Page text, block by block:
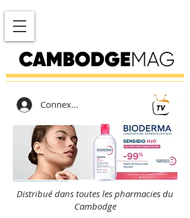
Connexion
Distribué dans toutes les pharmacies du
Cambodge